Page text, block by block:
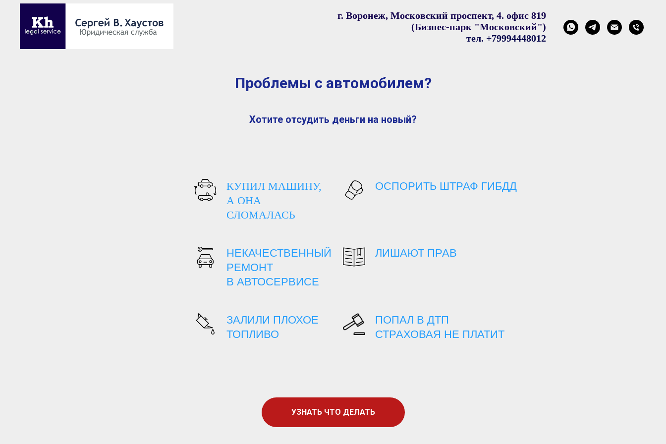
г. Воронеж, Московский проспект, 4. офис 819
(Бизнес-парк "Московский")
тел. +79994448012
Проблемы с автомобилем?
Хотите отсудить деньги на новый?
КУПИЛ МАШИНУ,
А ОНА
СЛОМАЛАСЬ
ОСПОРИТЬ ШТРАФ ГИБДД
НЕКАЧЕСТВЕННЫЙ
РЕМОНТ
В АВТОСЕРВИСЕ
ЛИШАЮТ ПРАВ
ЗАЛИЛИ ПЛОХОЕ
ТОПЛИВО
ПОПАЛ В ДТП
СТРАХОВАЯ НЕ ПЛАТИТ
УЗНАТЬ ЧТО ДЕЛАТЬ